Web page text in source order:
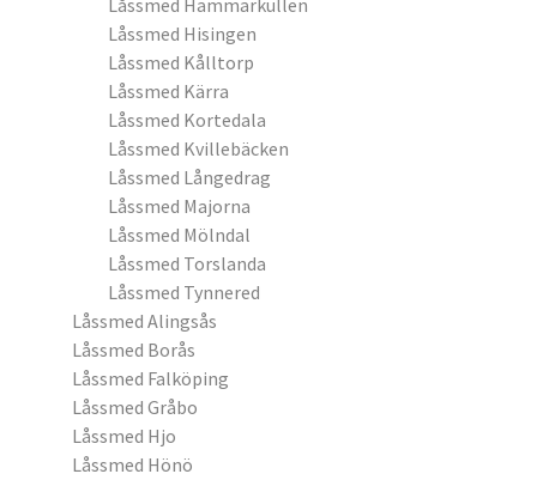
Låssmed Hammarkullen
Låssmed Hisingen
Låssmed Kålltorp
Låssmed Kärra
Låssmed Kortedala
Låssmed Kvillebäcken
Låssmed Långedrag
Låssmed Majorna
Låssmed Mölndal
Låssmed Torslanda
Låssmed Tynnered
Låssmed Alingsås
Låssmed Borås
Låssmed Falköping
Låssmed Gråbo
Låssmed Hjo
Låssmed Hönö